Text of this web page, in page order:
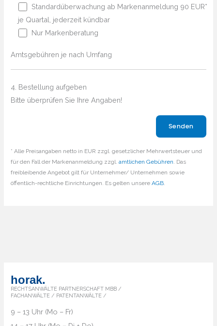
Standardüberwachung ab Markenanmeldung 90 EUR*
je Quartal, jederzeit kündbar
Nur Markenberatung
Amtsgebühren je nach Umfang
4. Bestellung aufgeben
Bitte überprüfen Sie Ihre Angaben!
* Alle Preisangaben netto in EUR zzgl. gesetzlicher Mehrwertsteuer und
für den Fall der Markenanmeldung zzgl.amtlichen Gebühren. Das
freibleibende Angebot gilt für Unternehmer/ Unternehmen sowie
öffentlich-rechtliche Einrichtungen. Es gelten unsereAGB.
horak.
RECHTSANWÄLTE PARTNERSCHAFT MBB /
FACHANWÄLTE / PATENTANWÄLTE /
9 – 13 Uhr (Mo – Fr)